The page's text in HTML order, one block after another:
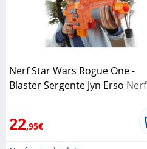
Nerf Star Wars Rogue One -
Blaster Sergente Jyn Erso Nerf
22,95€